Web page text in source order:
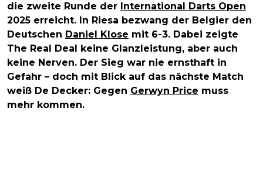
die zweite Runde der International Darts Open
2025 erreicht. In Riesa bezwang der Belgier den
Deutschen Daniel Klose mit 6-3. Dabei zeigte
The Real Deal keine Glanzleistung, aber auch
keine Nerven. Der Sieg war nie ernsthaft in
Gefahr – doch mit Blick auf das nächste Match
weiß De Decker: Gegen Gerwyn Price muss
mehr kommen.